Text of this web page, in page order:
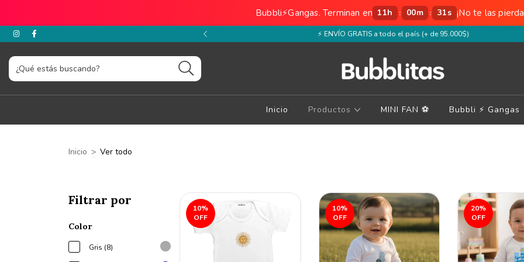
Bubbli⚡️Gangas. Terminan en 11h : 00m : 30s ¡No te las
con transferencia ⚡️ ENVÍO GRATIS a todo el país (+ de 95.000$)
Inicio Productos MINI FAN ⚽️ Bubbli ⚡️ Gangas
Inicio > Ver todo
Filtrar por
Color
Gris (8)
10%
OFF
10%
OFF
20%
OFF